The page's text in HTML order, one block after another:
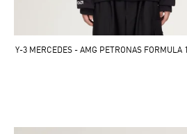
كنزة الهودي Y-3 MERCEDES - AMG PETRONAS FORMULA 1